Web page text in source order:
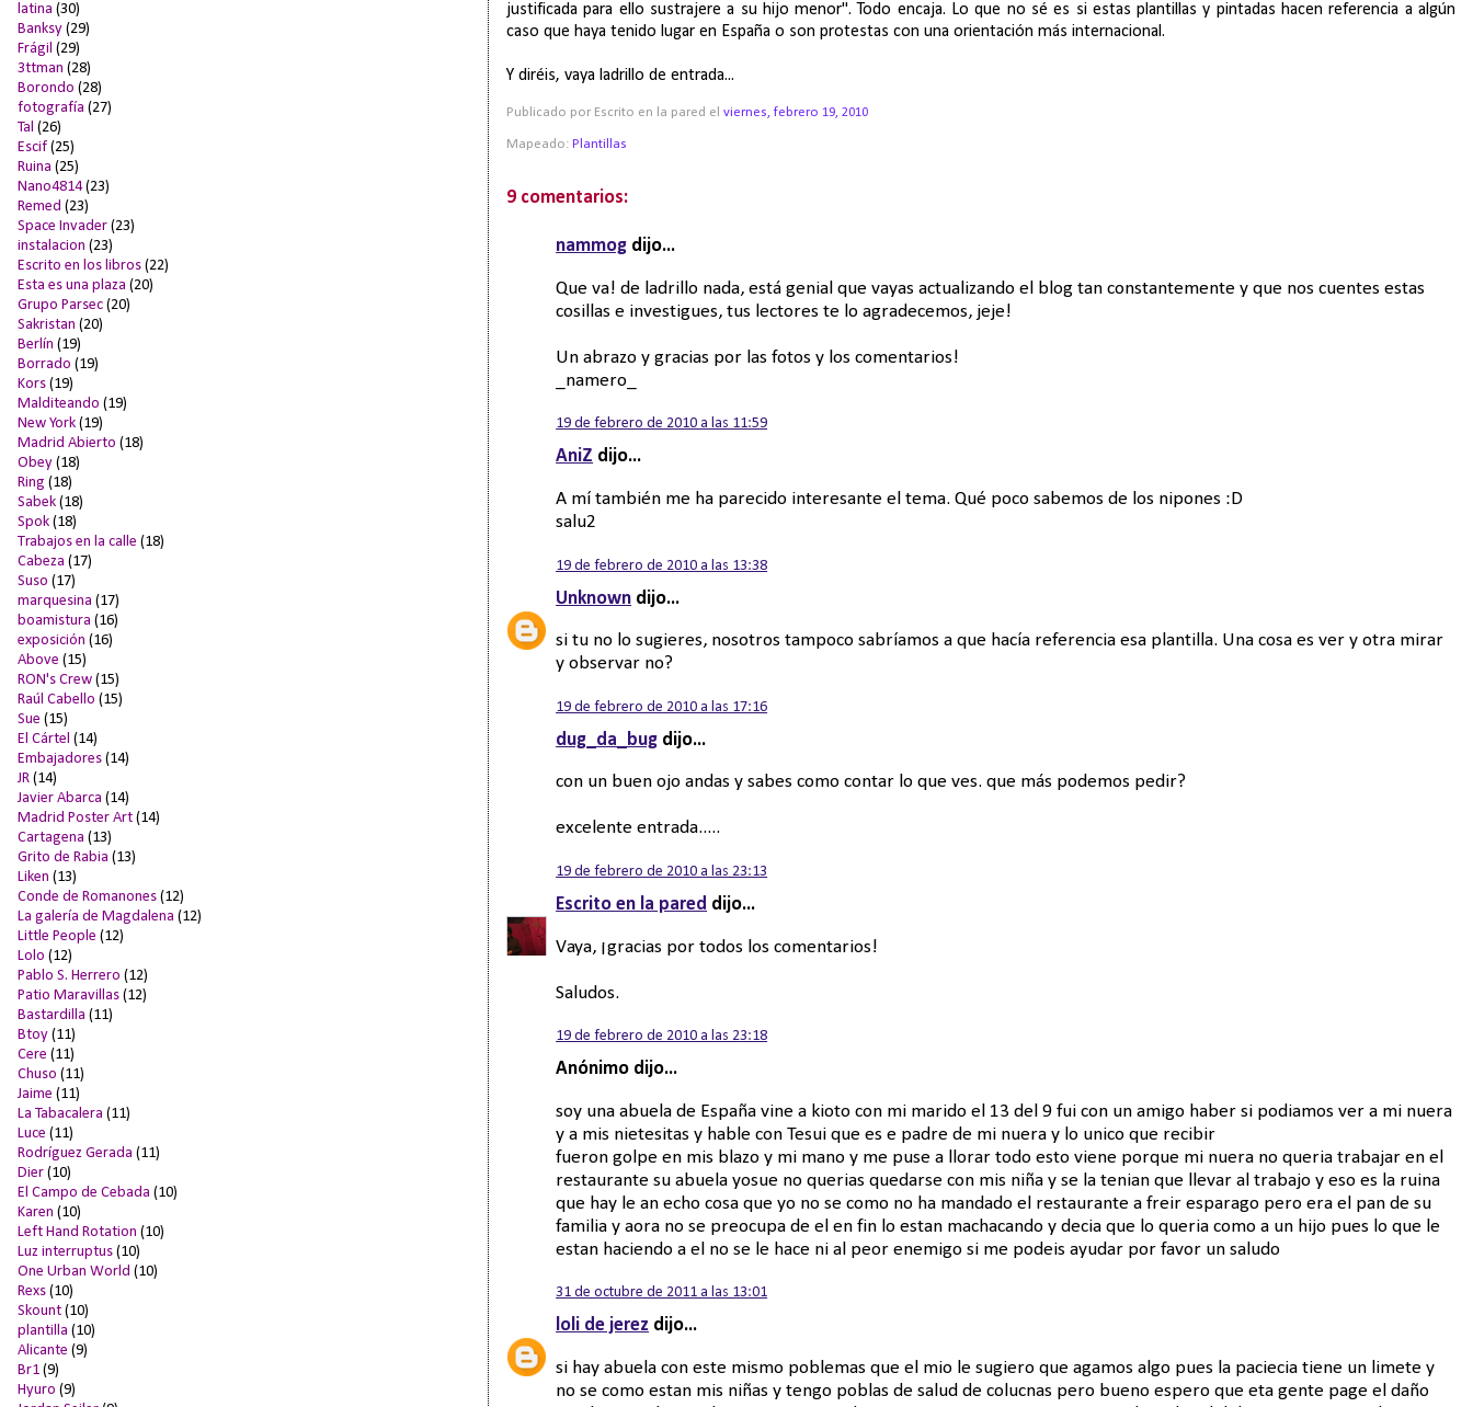
justificada para ello sustrajere a su hijo menor". Todo encaja. Lo que no sé es si estas plantillas y pintadas hacen referencia a algún
caso que haya tenido lugar en España o son protestas con una orientación más internacional.
Y diréis, vaya ladrillo de entrada...
Publicado por Escrito en la pared elviernes, febrero 19, 2010
Mapeado:Plantillas
9 comentarios:
nammog dijo...
Que va! de ladrillo nada, está genial que vayas actualizando el blog tan constantemente y que nos cuentes estas
cosillas e investigues, tus lectores te lo agradecemos, jeje!
Un abrazo y gracias por las fotos y los comentarios!
_namero_
19 de febrero de 2010 a las 11:59
AniZ dijo...
A mí también me ha parecido interesante el tema. Qué poco sabemos de los nipones :D
salu2
19 de febrero de 2010 a las 13:38
Unknown dijo...
si tu no lo sugieres, nosotros tampoco sabríamos a que hacía referencia esa plantilla. Una cosa es ver y otra mirar
y observar no?
19 de febrero de 2010 a las 17:16
dug_da_bug dijo...
con un buen ojo andas y sabes como contar lo que ves. que más podemos pedir?
excelente entrada.....
19 de febrero de 2010 a las 23:13
Escrito en la pared dijo...
Vaya, ¡gracias por todos los comentarios!
Saludos.
19 de febrero de 2010 a las 23:18
Anónimo dijo...
soy una abuela de España vine a kioto con mi marido el 13 del 9 fui con un amigo haber si podiamos ver a mi nuera
y a mis nietesitas y hable con Tesui que es e padre de mi nuera y lo unico que recibir
fueron golpe en mis blazo y mi mano y me puse a llorar todo esto viene porque mi nuera no queria trabajar en el
restaurante su abuela yosue no querias quedarse con mis niña y se la tenian que llevar al trabajo y eso es la ruina
que hay le an echo cosa que yo no se como no ha mandado el restaurante a freir esparago pero era el pan de su
familia y aora no se preocupa de el en fin lo estan machacando y decia que lo queria como a un hijo pues lo que le
estan haciendo a el no se le hace ni al peor enemigo si me podeis ayudar por favor un saludo
31 de octubre de 2011 a las 13:01
loli de jerez dijo...
si hay abuela con este mismo poblemas que el mio le sugiero que agamos algo pues la paciecia tiene un limete y
no se como estan mis niñas y tengo poblas de salud de colucnas pero bueno espero que eta gente page el daño
latina (30)
Banksy (29)
Frágil (29)
3ttman (28)
Borondo (28)
fotografía (27)
Tal (26)
Escif (25)
Ruina (25)
Nano4814 (23)
Remed (23)
Space Invader (23)
instalacion (23)
Escrito en los libros (22)
Esta es una plaza (20)
Grupo Parsec (20)
Sakristan (20)
Berlín (19)
Borrado (19)
Kors (19)
Malditeando (19)
New York (19)
Madrid Abierto (18)
Obey (18)
Ring (18)
Sabek (18)
Spok (18)
Trabajos en la calle (18)
Cabeza (17)
Suso (17)
marquesina (17)
boamistura (16)
exposición (16)
Above (15)
RON's Crew (15)
Raúl Cabello (15)
Sue (15)
El Cártel (14)
Embajadores (14)
JR (14)
Javier Abarca (14)
Madrid Poster Art (14)
Cartagena (13)
Grito de Rabia (13)
Liken (13)
Conde de Romanones (12)
La galería de Magdalena (12)
Little People (12)
Lolo (12)
Pablo S. Herrero (12)
Patio Maravillas (12)
Bastardilla (11)
Btoy (11)
Cere (11)
Chuso (11)
Jaime (11)
La Tabacalera (11)
Luce (11)
Rodríguez Gerada (11)
Dier (10)
El Campo de Cebada (10)
Karen (10)
Left Hand Rotation (10)
Luz interruptus (10)
One Urban World (10)
Rexs (10)
Skount (10)
plantilla (10)
Alicante (9)
Br1 (9)
Hyuro (9)